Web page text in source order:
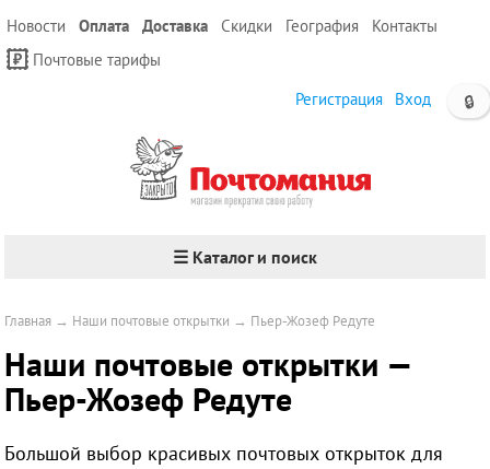
Новости Оплата Доставка Скидки География
Контакты
Почтовые тарифы
🔒
Регистрация Вход
☰ Каталог и поиск
Главная → Наши почтовые открытки → Пьер-Жозеф Редуте
Наши почтовые открытки —
Пьер-Жозеф Редуте
Большой выбор красивых почтовых открыток для